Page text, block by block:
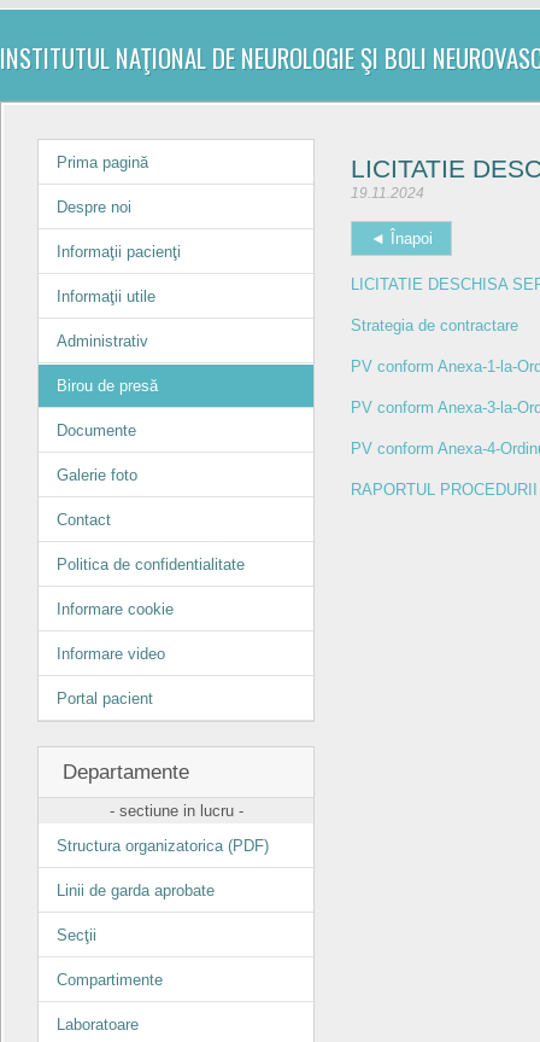
INSTITUTUL NAŢIONAL DE NEUROLOGIE ŞI BOLI
Prima pagină
Despre noi
Informaţii pacienţi
Informaţii utile
Administrativ
Birou de presă
Documente
Galerie foto
Contact
Politica de confidentialitate
Informare cookie
Informare video
Portal pacient
Departamente
- sectiune in lucru -
Structura organizatorica (PDF)
Linii de garda aprobate
Secţii
Compartimente
Laboratoare
LICITATIE
19.11.2024
◄ Înapoi
LICITATIE DESCHISA
Strategia de contractare
PV conform Anexa-1-la-
PV conform Anexa-3-la-
PV conform Anexa-4-
RAPORTUL